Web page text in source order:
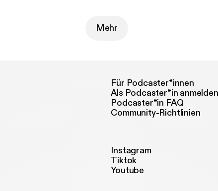
Mehr
Für Podcaster*innen
Als Podcaster*in anmelden
Podcaster*in FAQ
Community-Richtlinien
Instagram
Tiktok
Youtube